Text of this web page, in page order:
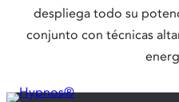
despliega todo su
conjunto con técnicas